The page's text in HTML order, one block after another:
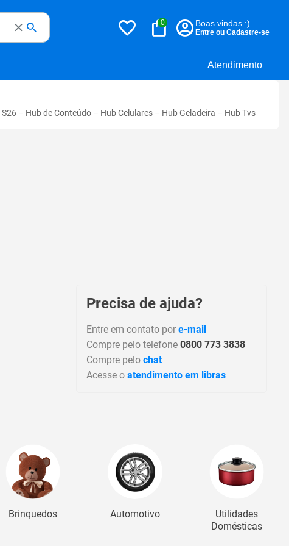
Atendimento
0 Boas vindas :)
Entre ou Cadastre-se
S26 – Hub de Conteúdo – Hub Celulares – Hub Geladeira – Hub Tvs
Precisa de ajuda?
Entre em contato por e-mail
Compre pelo telefone 0800 773 3838
Compre pelo chat
Acesse o atendimento em libras
Brinquedos Automotivo
Utilidades
Domésticas